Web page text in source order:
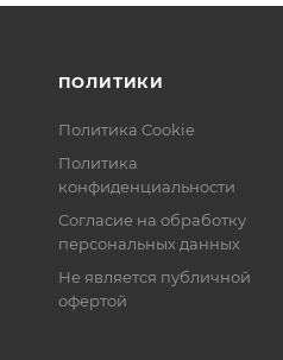
ПОЛИТИКИ
Политика Cookie
Политика
конфиденциальности
Согласие на обработку
персональных данных
Не является публичной
офертой